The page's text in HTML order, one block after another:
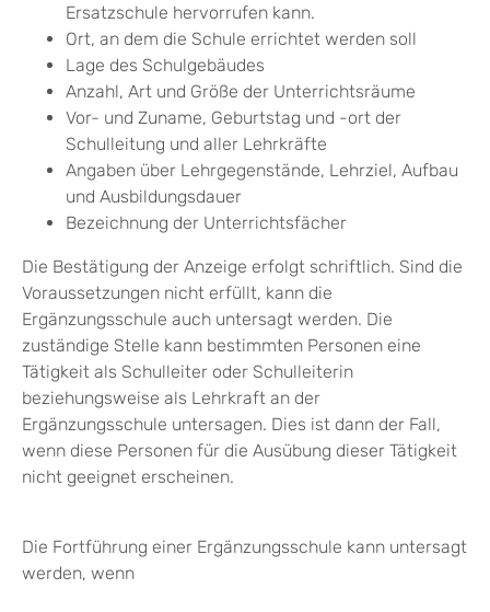
Ersatzschule hervorrufen kann.
Ort, an dem die Schule errichtet werden soll
Lage des Schulgebäudes
Anzahl, Art und Größe der Unterrichtsräume
Vor- und Zuname, Geburtstag und -ort der
Schulleitung und aller Lehrkräfte
Angaben über Lehrgegenstände, Lehrziel, Aufbau
und Ausbildungsdauer
Bezeichnung der Unterrichtsfächer
Die Bestätigung der Anzeige erfolgt schriftlich. Sind die
Voraussetzungen nicht erfüllt, kann die
Ergänzungsschule auch untersagt werden. Die
zuständige Stelle kann bestimmten Personen eine
Tätigkeit als Schulleiter oder Schulleiterin
beziehungsweise als Lehrkraft an der
Ergänzungsschule untersagen. Dies ist dann der Fall,
wenn diese Personen für die Ausübung dieser Tätigkeit
nicht geeignet erscheinen.
Die Fortführung einer Ergänzungsschule kann untersagt
werden, wenn